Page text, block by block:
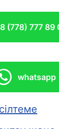
8 (778) 777 89
whatsapp